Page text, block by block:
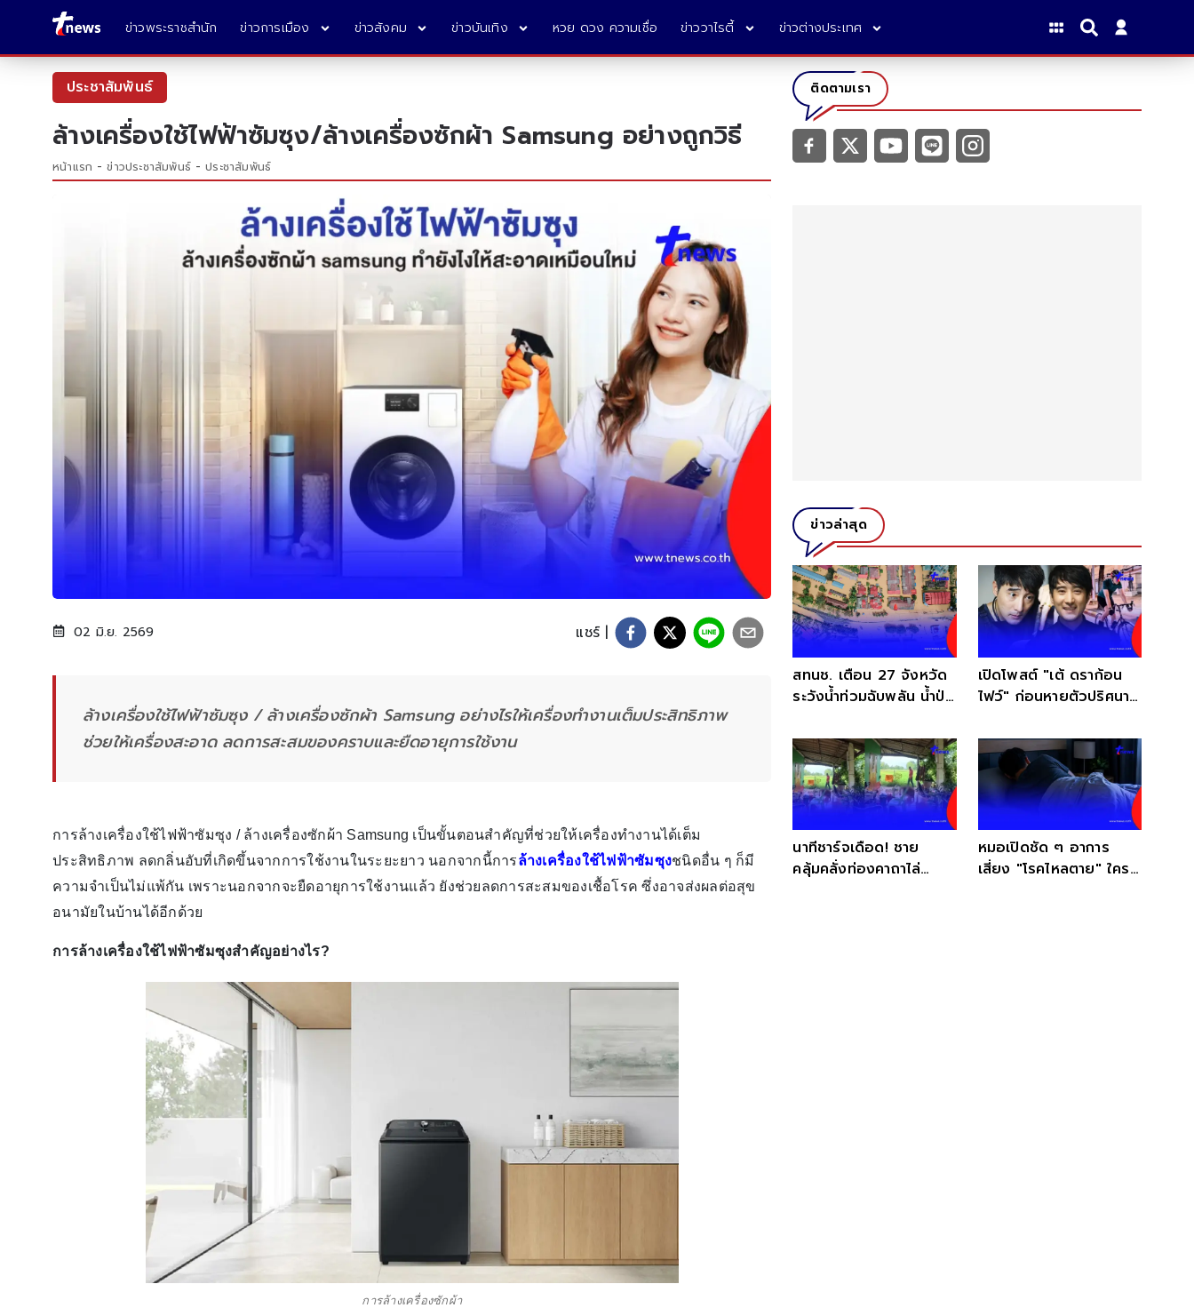
ข่าวพระราชสำนัก ข่าวการเมือง ข่าวสังคม ข่าวบันเทิง หวย ดวง ความเชื่อ ข่าววาไรตี้ ข่าวต่างประเทศ
ประชาสัมพันธ์
ล้างเครื่องใช้ไฟฟ้าซัมซุง/ล้างเครื่องซักผ้า Samsung อย่างถูกวิธี
หน้าแรก ข่าวประชาสัมพันธ์ ประชาสัมพันธ์
02 มิ.ย. 2569 แชร์ |
ล้างเครื่องใช้ไฟฟ้าซัมซุง / ล้างเครื่องซักผ้า Samsung อย่างไรให้เครื่องทำงานเต็มประสิทธิภาพ
ช่วยให้เครื่องสะอาด ลดการสะสมของคราบและยืดอายุการใช้งาน
การล้างเครื่องใช้ไฟฟ้าซัมซุง / ล้างเครื่องซักผ้า Samsung เป็นขั้นตอนสำคัญที่ช่วยให้เครื่องทำงานได้เต็ม
ประสิทธิภาพ ลดกลิ่นอับที่เกิดขึ้นจากการใช้งานในระยะยาว นอกจากนี้การล้างเครื่องใช้ไฟฟ้าซัมซุงชนิดอื่น ๆ ก็มี
ความจำเป็นไม่แพ้กัน เพราะนอกจากจะยืดอายุการใช้งานแล้ว ยังช่วยลดการสะสมของเชื้อโรค ซึ่งอาจส่งผลต่อสุข
อนามัยในบ้านได้อีกด้วย
การล้างเครื่องใช้ไฟฟ้าซัมซุงสำคัญอย่างไร?
การล้างเครื่องซักผ้า
ติดตามเรา
ข่าวล่าสุด
สทนช. เตือน 27 จังหวัด
ระวังน้ำท่วมฉับพลัน น้ำป่า
เปิดโพสต์ "เต้ ดราก้อน
ไฟว์" ก่อนหายตัวปริศนา
นาทีชาร์จเดือด! ชาย
คลุ้มคลั่งท่องคาถาไล่
หมอเปิดชัด ๆ อาการ
เสี่ยง "โรคไหลตาย" ใคร